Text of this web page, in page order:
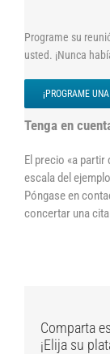
Programe su
usted. ¡Nunca
¡PROGRAME
Tenga en
El precio «a partir
escala del
Póngase en
concertar una
Comparta
¡Elija su